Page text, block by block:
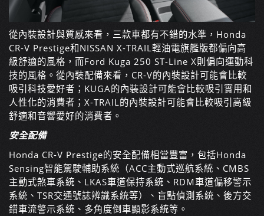
從內裝設計與質感來看，三款車都有不錯的水準，Honda
CR-V Prestige和NISSAN X-TRAIL輕油電旗艦版都偏向高
級舒適的風格，而Ford Kuga 250 ST-Line X則偏向運動科
技的風格。從內裝配備來看，CR-V的內裝設計可能會比較
吸引科技愛好者；KUGA的內裝設計可能會比較吸引實用和
人性化的消費者；X-TRAIL的內裝設計可能會比較吸引高級
舒適和音響愛好的消費者。
安全配備
Honda CR-V Prestige的安全配備相當豐富，包括Honda
Sensing智能駕駛輔助系統（ACC主動式巡航系統、CMBS
主動式煞車系統、LKAS車道保持系統、RDM車道偏移警示
系統、TSR交通號誌辨識系統等）、盲點偵測系統、後方交
錯車流警示系統、多角度倒車顯影系統等。